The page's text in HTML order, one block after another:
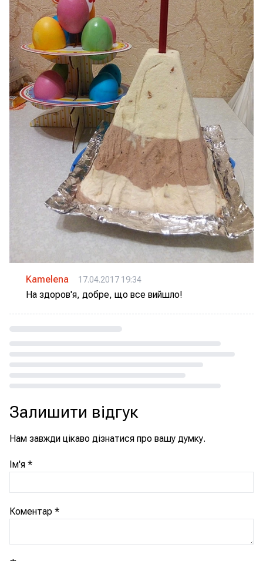
Kamelena 17.04.2017 19:34
На здоров'я, добре, що все вийшло!
Залишити відгук
Нам завжди цікаво дізнатися про вашу думку.
Ім'я *
Коментар *